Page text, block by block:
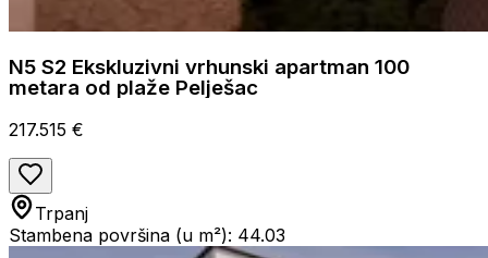
N5 S2 Ekskluzivni vrhunski apartman 100
metara od plaže Pelješac
217.515 €
Trpanj
Stambena površina (u m²): 44.03